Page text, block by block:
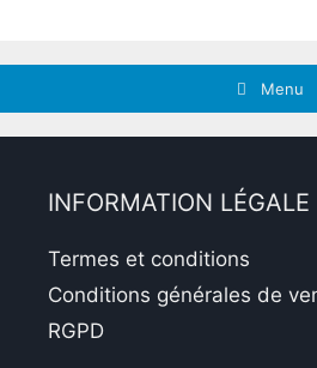
Menu
INFORMATION LÉGALE
Termes et conditions
Conditions générales de
RGPD